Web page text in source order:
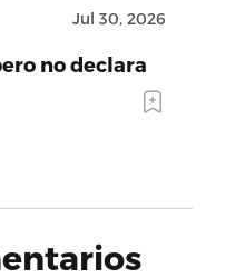
Jul 30, 2026
no declara